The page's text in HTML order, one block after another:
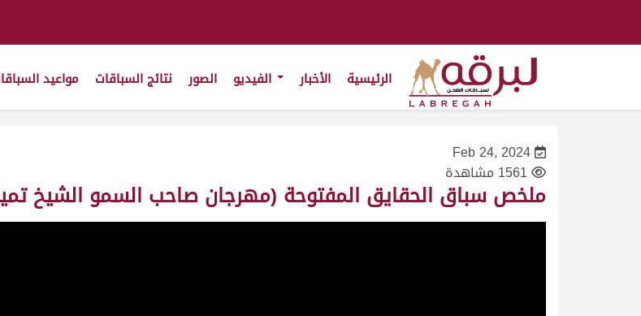
الرئيسية الأخبار الصور نتائج السباقات مواعيد
Feb 24, 2024
1561 مشاهدة
ملخص سباق الحقايق المفتوحة (مهرجان صاحب السمو الشيخ تميم بن